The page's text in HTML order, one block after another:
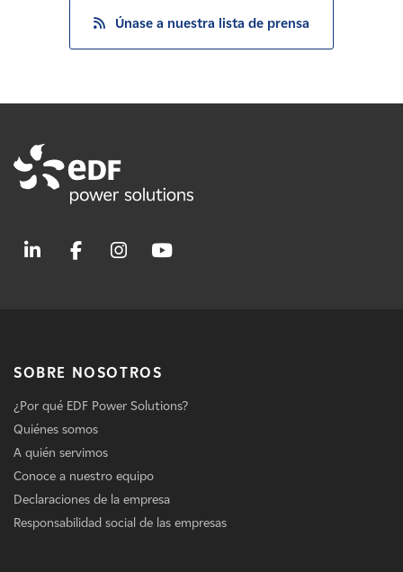
Únase a nuestra lista de prensa
SOBRE NOSOTROS
¿Por qué EDF Power Solutions?
Quiénes somos
A quién servimos
Conoce a nuestro equipo
Declaraciones de la empresa
Responsabilidad social de las empresas